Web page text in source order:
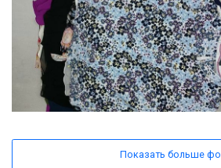
Показать больше